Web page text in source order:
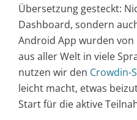
Übersetzung gesteckt:
Dashboard, sondern
Android App wurden
aus aller Welt in viele
nutzen wir den Crowdin-
leicht macht, etwas
Start für die aktive